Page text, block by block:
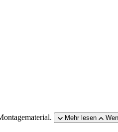
Mehr lesen